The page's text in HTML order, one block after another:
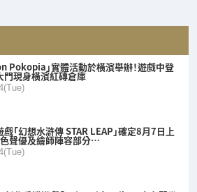
Pokopia」實體活動於橫濱舉辦！遊戲中登
門現身橫濱紅磚倉庫
「幻想水滸傳 STAR LEAP」確定8月7日上
色聲優及繪師陣容部分…